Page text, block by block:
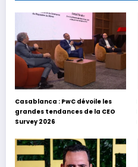
Casablanca : PwC dévoile les
grandes tendances de la CEO
Survey 2026